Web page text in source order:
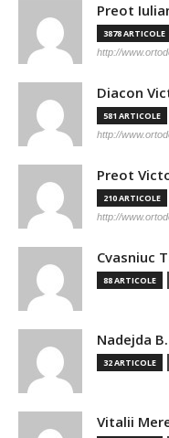
Preot
3878 ARTICOLE
http://
Diacon
581 ARTICOLE
http://
Preot
210 ARTICOLE
http://
Cvasniuc
88 ARTICOLE
Nadejda B.
32 ARTICOLE
Vitalii